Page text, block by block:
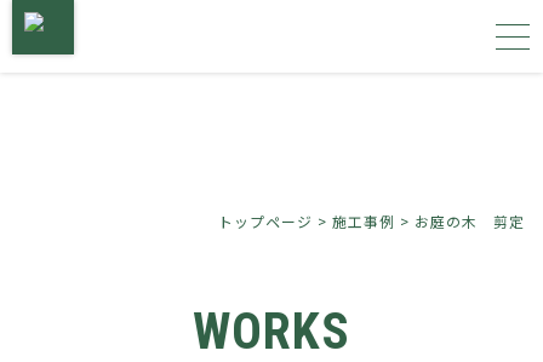
植物図鑑
トップページ > 施工事例 > お庭の木 剪定
WORKS